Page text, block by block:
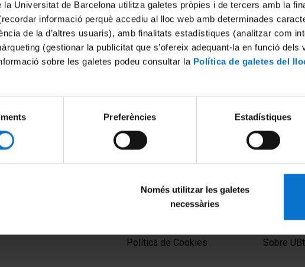
la Universitat de Barcelona utilitza galetes pròpies i de tercers amb la
informació perquè accediu al lloc web amb determinades
de la d’altres usuaris), amb finalitats estadístiques (analitzar com
(gestionar la publicitat que s’ofereix adequant-la en funció
sobre les galetes podeu consultar la Política de galetes del
Preferències Estadístiques
Només utilitzar les galetes
necessàries
Política de Cookies
PEU 2
Sobre